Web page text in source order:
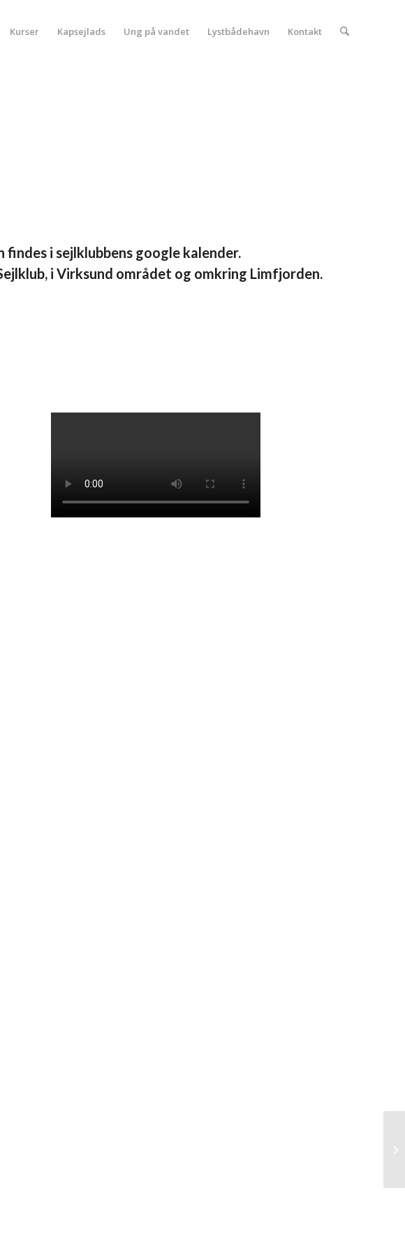
Kurser Kapsejlads Ung på vandet Lystbådehavn Kontakt
i sejlklubbens google kalender.
i Virksund området og omkring Limfjorden.